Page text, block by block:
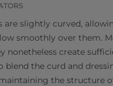
are slightly curved,
smoothly over them.
nonetheless create
blend the curd and
the structure